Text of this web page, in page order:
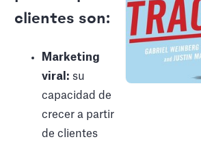
clientes son:
Marketing
viral:su
capacidad de
crecer a partir
de clientes